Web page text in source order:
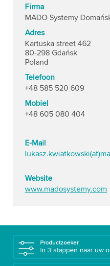
Firma
MADO Systemy
Adres
Kartuska street 462
80-298 Gdańsk
Poland
Telefoon
+48 585 520 609
Mobiel
+48 605 080 404
E-Mail
Website
www.madosystemy.com
Productzoeker
In 3 stappen naar uw